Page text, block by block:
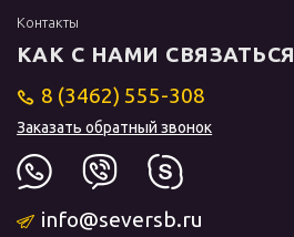
Контакты
КАК С НАМИ СВЯЗАТЬСЯ
8 (3462) 555-308
Заказать обратный звонок
info@seversb.ru